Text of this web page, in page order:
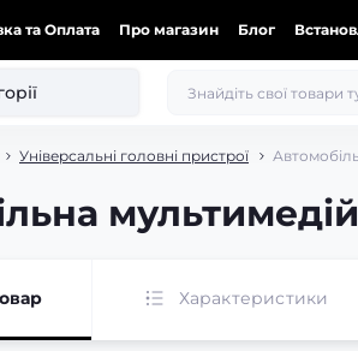
та Оплата Про магазин Блог
Універсальні головні пристрої
Характеристики